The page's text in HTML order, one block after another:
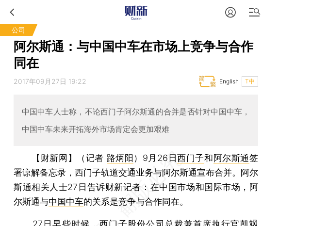
公司
阿尔斯通：与中国中车在市场上竞争与合作
同在
2017年09月27日 19:22 T中
English
中国中车人士称，不论西门子阿尔斯通的合并是否针对中国中车，
中国中车未来开拓海外市场肯定会更加艰难
【财新网】（记者 路炳阳 ） 9月26日西门子和阿尔斯通签
署谅解备忘录，西门子轨道交通业务与阿尔斯通宣布合并。阿尔
斯通相关人士27日告诉财新记者：在中国市场和国际市场，阿
尔斯通与中国中车的关系是竞争与合作同在。
27日早些时候，西门子股份公司总裁兼首席执行官凯飒